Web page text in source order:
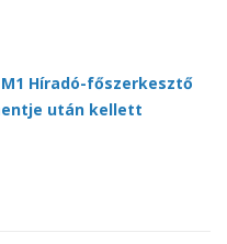
Híradó-főszerkesztő
után kellett